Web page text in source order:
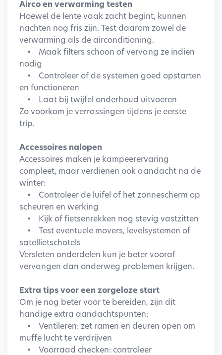
Airco en verwarming testen
Hoewel de lente vaak zacht begint, kunnen
nachten nog fris zijn. Test daarom zowel de
verwarming als de airconditioning.
• Maak filters schoon of vervang ze indien
nodig
• Controleer of de systemen goed opstarten
en functioneren
• Laat bij twijfel onderhoud uitvoeren
Zo voorkom je verrassingen tijdens je eerste
trip.
Accessoires nalopen
Accessoires maken je kampeerervaring
compleet, maar verdienen ook aandacht na de
winter:
• Controleer de luifel of het zonnescherm op
scheuren en werking
• Kijk of fietsenrekken nog stevig vastzitten
• Test eventuele movers, levelsystemen of
satellietschotels
Versleten onderdelen kun je beter vooraf
vervangen dan onderweg problemen krijgen.
Extra tips voor een zorgeloze start
Om je nog beter voor te bereiden, zijn dit
handige extra aandachtspunten:
• Ventileren: zet ramen en deuren open om
muffe lucht te verdrijven
• Voorraad checken: controleer